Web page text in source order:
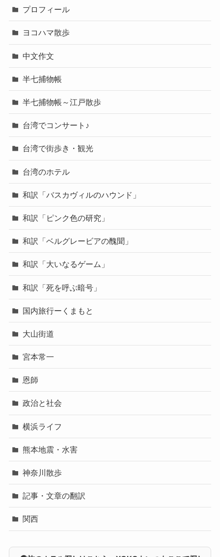
プロフィール
ヨコハマ散歩
中文作文
半七捕物帳
半七捕物帳～江戸散歩
台湾でコンサート♪
台湾で街歩き・観光
台湾のホテル
和訳「バスカヴィルのハウンド」
和訳「ピンク色の研究」
和訳「ベルグレービアの醜聞」
和訳「大いなるゲーム」
和訳「死を呼ぶ暗号」
国内旅行ーくまもと
大山街道
宮本常一
恩師
政治と社会
横浜ライフ
熊本地震・水害
神奈川散歩
記事・文章の翻訳
関西